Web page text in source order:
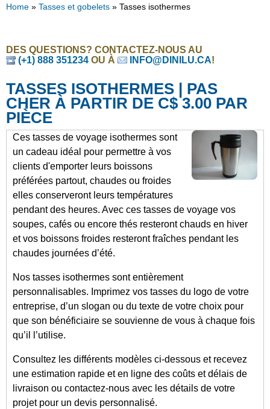
Home » Tasses et gobelets » Tasses isothermes
DES QUESTIONS? CONTACTEZ-NOUS AU
(+1) 888 351234 OU À INFO@DINILU.CA!
TASSES ISOTHERMES | PAS
CHER À PARTIR DE C$ 3.00 PAR
PIÈCE
Ces tasses de voyage isothermes sont
un cadeau idéal pour permettre à vos
clients d'emporter leurs boissons
préférées partout, chaudes ou froides
elles conserveront leurs températures
pendant des heures. Avec ces tasses de voyage vos
soupes, cafés ou encore thés resteront chauds en hiver
et vos boissons froides resteront fraîches pendant les
chaudes journées d’été.
Nos tasses isothermes sont entièrement
personnalisables. Imprimez vos tasses du logo de votre
entreprise, d’un slogan ou du texte de votre choix pour
que son bénéficiaire se souvienne de vous à chaque fois
qu’il l’utilise.
Consultez les différents modèles ci-dessous et recevez
une estimation rapide et en ligne des coûts et délais de
livraison ou contactez-nous avec les détails de votre
projet pour un devis personnalisé.